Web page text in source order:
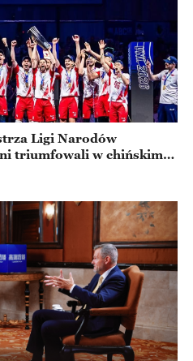
Ligi Narodów
triumfowali w chińskim